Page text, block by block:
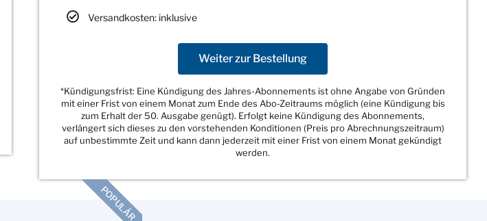
Versandkosten: inklusive
Weiter zur Bestellung
*Kündigungsfrist: Eine Kündigung des Jahres-Abonnements ist ohne Angabe von Gründen
mit einer Frist von einem Monat zum Ende des Abo-Zeitraums möglich (eine Kündigung bis
zum Erhalt der 50. Ausgabe genügt). Erfolgt keine Kündigung des Abonnements,
verlängert sich dieses zu den vorstehenden Konditionen (Preis pro Abrechnungszeitraum)
auf unbestimmte Zeit und kann dann jederzeit mit einer Frist von einem Monat gekündigt
werden.
POPULÄR